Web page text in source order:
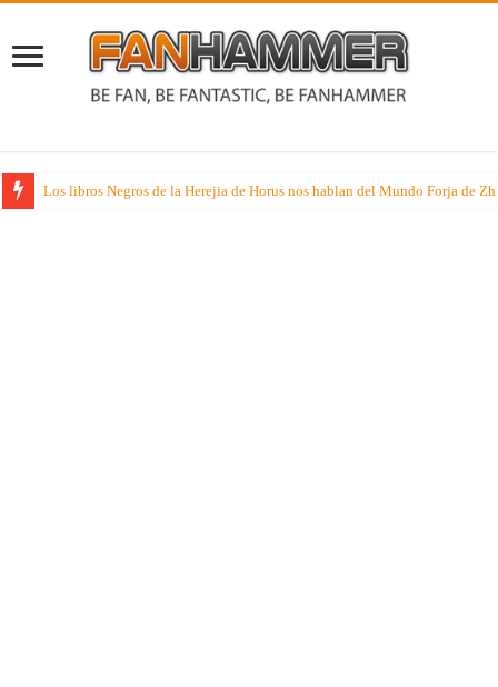
Los libros Negros de la Herejia de Horus nos hablan del Mundo Forja de